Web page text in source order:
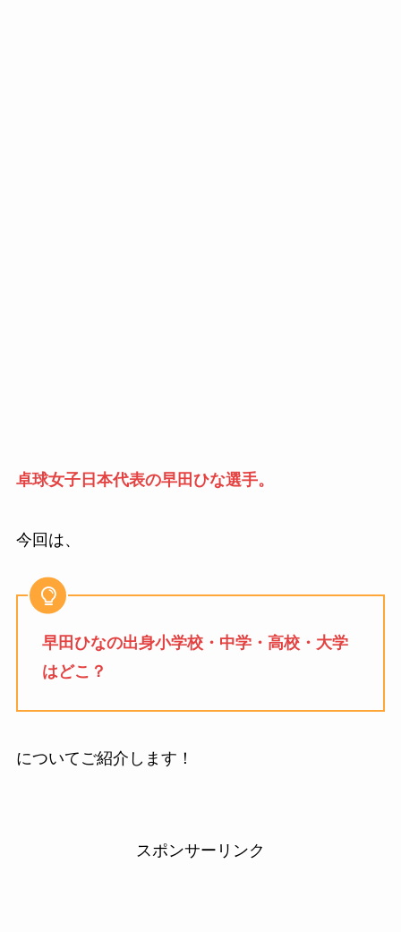
卓球女子日本代表の早田ひな選手。
今回は、
早田ひなの出身小学校・中学・高校・大学
はどこ？
についてご紹介します！
スポンサーリンク